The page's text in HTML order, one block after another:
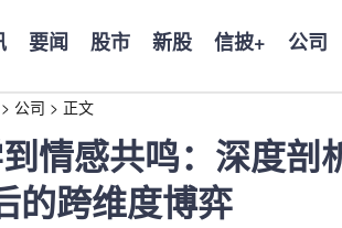
要闻 股市 新股 信披+ 公司
> 公司 > 正文
情感共鸣：深度剖
的跨维度博弈